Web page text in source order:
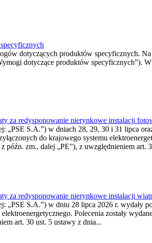
dotyczących produktów specyficznych.
dotyczące produktów specyficznych”).
za redysponowanie nierynkowe instalacji
„PSE S.A.”) w dniach 28, 29, 30 i 31 lipca
do krajowego systemu
późn. zm., dalej „PE”), z uwzględnieniem art.
za redysponowanie nierynkowe instalacji
„PSE S.A.”) w dniu 28 lipca 2026 r. wydały
Polecenia zostały
art. 30 ust. 5 ustawy z dnia...